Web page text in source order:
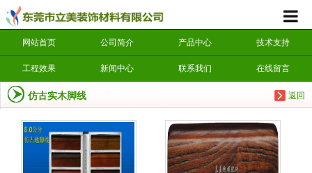
网站首页 公司简介 产品中心 技术支持
工程效果 新闻中心 联系我们 在线留言
返回
仿古实木脚线